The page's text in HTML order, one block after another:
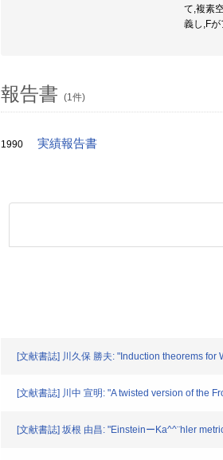
て,複素
義し,Fが
報告書 (1件)
1990 実績報告書
[文献書誌] 川久保 勝夫: "Induction theorems for
[文献書誌] 川中 宣明: "A twisted version of the
[文献書誌] 坂根 由昌: "EinsteinーKa^^¨hler